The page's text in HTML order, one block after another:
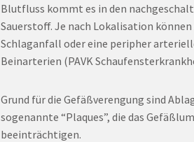
Blutfluss kommt es in den
Sauerstoff. Je nach Lokalisation
Schlaganfall oder eine peripher
Beinarterien (PAVK
Grund für die Gefäßverengung sind
sogenannte “Plaques”, die das
beeinträchtigen.